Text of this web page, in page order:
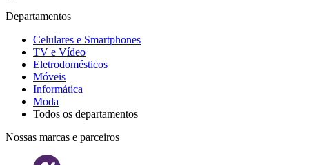
Departamentos
Celulares e Smartphones
TV e Vídeo
Eletrodomésticos
Móveis
Informática
Moda
Todos os departamentos
Nossas marcas e parceiros